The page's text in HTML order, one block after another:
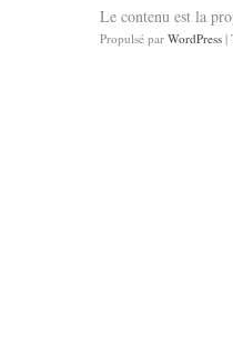
Le contenu est la
Propulsé par WordPress |